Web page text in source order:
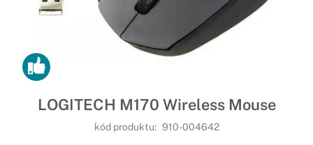
LOGITECH M170 Wireless Mouse
kód produktu: 910-004642